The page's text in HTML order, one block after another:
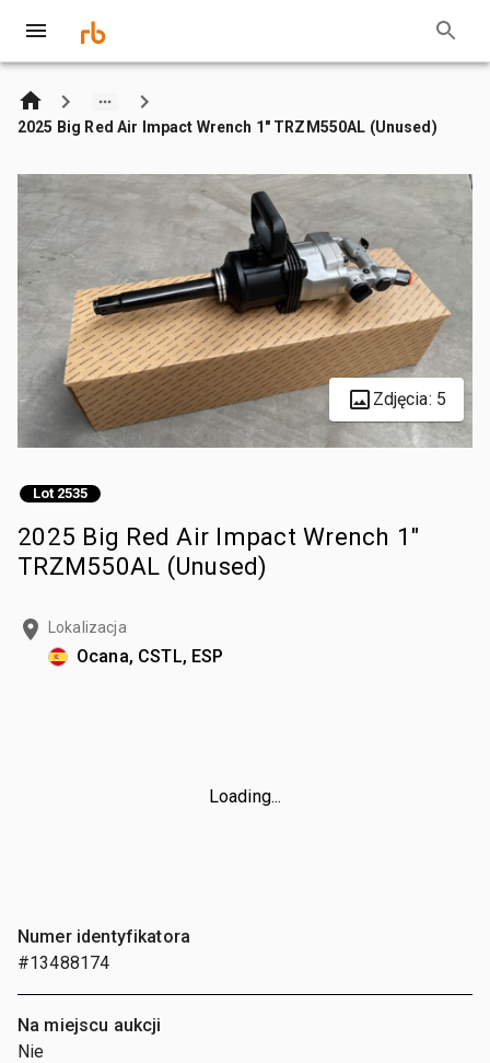
2025 Big Red Air Impact Wrench 1" TRZM550AL (Unused)
Zdjęcia: 5
Lot 2535
2025 Big Red Air Impact Wrench 1"
TRZM550AL (Unused)
Lokalizacja
Ocana, CSTL, ESP
Loading...
Numer identyfikatora
#13488174
Na miejscu aukcji
Nie